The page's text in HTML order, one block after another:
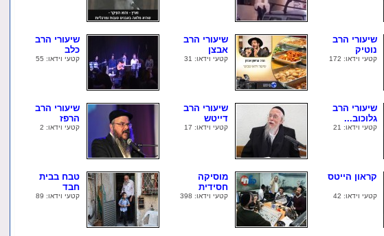
שיעורי הרב
נוטיק
קטעי וידאו: 172
שיעורי הרב
אבצן
קטעי וידאו: 31
שיעורי הרב
כלב
קטעי וידאו: 55
שיעורי הרב
גלוכוב...
קטעי וידאו: 21
שיעורי הרב
דייטש
קטעי וידאו: 17
שיעורי הרב
הרפז
קטעי וידאו: 2
קראון הייטס
קטעי וידאו: 42
מוסיקה
חסידית
קטעי וידאו: 398
טבח בבית
חבד
קטעי וידאו: 89